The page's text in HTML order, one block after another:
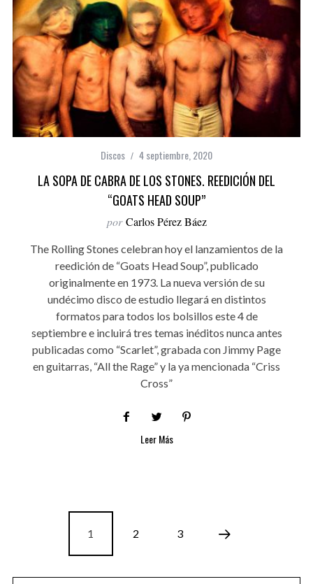
Discos 4 septiembre, 2020
LA SOPA DE CABRA DE LOS STONES. REEDICIÓN DEL
“GOATS HEAD SOUP”
por Carlos Pérez Báez
The Rolling Stones celebran hoy el lanzamientos de la
reedición de “Goats Head Soup”, publicado
originalmente en 1973. La nueva versión de su
undécimo disco de estudio llegará en distintos
formatos para todos los bolsillos este 4 de
septiembre e incluirá tres temas inéditos nunca antes
publicadas como “Scarlet”, grabada con Jimmy Page
en guitarras, “All the Rage” y la ya mencionada “Criss
Cross”
Leer Más
1 2 3